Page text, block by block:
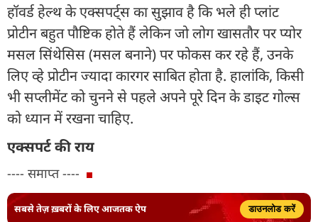
हॉवर्ड हेल्थ के एक्सपर्ट्स का सुझाव है कि भले ही प्लांट
प्रोटीन बहुत पौष्टिक होते हैं लेकिन जो लोग खासतौर पर प्योर
मसल सिंथेसिस (मसल बनाने) पर फोकस कर रहे हैं, उनके
लिए व्हे प्रोटीन ज्यादा कारगर साबित होता है. हालांकि, किसी
भी सप्लीमेंट को चुनने से पहले अपने पूरे दिन के डाइट गोल्स
को ध्यान में रखना चाहिए.
एक्सपर्ट की राय
---- समाप्त ----
सबसे तेज़ ख़बरों के लिए आजतक ऐप डाउनलोड करें